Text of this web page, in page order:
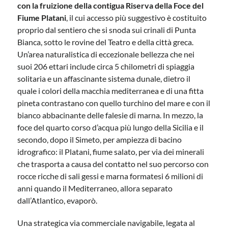
con la fruizione della contigua Riserva della Foce del
Fiume Platani, il cui accesso più suggestivo è costituito
proprio dal sentiero che si snoda sui crinali di Punta
Bianca, sotto le rovine del Teatro e della città greca.
Un’area naturalistica di eccezionale bellezza che nei
suoi 206 ettari include circa 5 chilometri di spiaggia
solitaria e un affascinante sistema dunale, dietro il
quale i colori della macchia mediterranea e di una fitta
pineta contrastano con quello turchino del mare e con il
bianco abbacinante delle falesie di marna. In mezzo, la
foce del quarto corso d’acqua più lungo della Sicilia e il
secondo, dopo il Simeto, per ampiezza di bacino
idrografico: il Platani, fiume salato, per via dei minerali
che trasporta a causa del contatto nel suo percorso con
rocce ricche di sali gessi e marna formatesi 6 milioni di
anni quando il Mediterraneo, allora separato
dall’Atlantico, evaporò.
Una strategica via commerciale navigabile, legata al